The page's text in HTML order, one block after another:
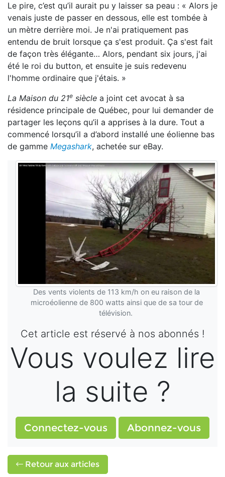
Le pire, c’est qu’il aurait pu y laisser sa peau : « Alors je
venais juste de passer en dessous, elle est tombée à
un mètre derrière moi. Je n'ai pratiquement pas
entendu de bruit lorsque ça s'est produit. Ça s'est fait
de façon très élégante… Alors, pendant six jours, j'ai
été le roi du button, et ensuite je suis redevenu
l'homme ordinaire que j'étais. »
La Maison du 21e siècle a joint cet avocat à sa
résidence principale de Québec, pour lui demander de
partager les leçons qu’il a apprises à la dure. Tout a
commencé lorsqu’il a d’abord installé une éolienne bas
de gamme Megashark, achetée sur eBay.
Des vents violents de 113 km/h on eu raison de la
microéolienne de 800 watts ainsi que de sa tour de
télévision.
Cet article est réservé à nos abonnés !
Vous voulez lire
la suite ?
Connectez-vous Abonnez-vous
Retour aux articles